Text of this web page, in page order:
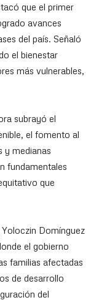
que el primer
avances
del país. Señaló
el bienestar
más vulnerables,
subrayó el
el fomento al
y medianas
fundamentales
que
Domínguez
el gobierno
familias afectadas
de desarrollo
del